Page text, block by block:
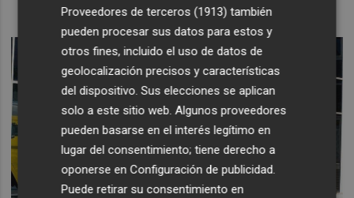
Proveedores de terceros (1913) también
pueden procesar sus datos para estos y
otros fines, incluido el uso de datos de
geolocalización precisos y características
del dispositivo. Sus elecciones se aplican
solo a este sitio web. Algunos proveedores
pueden basarse en el interés legítimo en
lugar del consentimiento; tiene derecho a
oponerse enConfiguración de publicidad.
Puede retirar su consentimiento en